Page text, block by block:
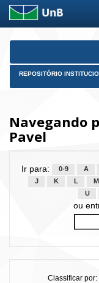
Skip
REPOSITÓRIO
Navegando
Pavel
Ir para: 0-9 A
J
K L M
U
ou
Classificar por: